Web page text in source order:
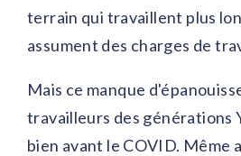
terrain qui travaillent plus
assument des charges de
Mais ce manque
travailleurs des générations
bien avant le COVID. Même